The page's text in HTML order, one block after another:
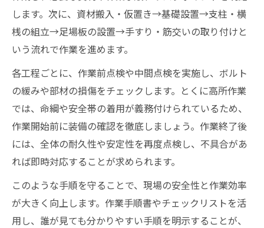
します。次に、資材搬入・仮置き→基礎設置→支柱・横
桟の組立→足場板の設置→手すり・筋交いの取り付けと
いう流れで作業を進めます。
各工程ごとに、作業前点検や中間点検を実施し、ボルト
の緩みや部材の損傷をチェックします。とくに高所作業
では、命綱や安全帯の着用が義務付けられているため、
作業開始前に装備の確認を徹底しましょう。作業終了後
には、全体の耐久性や安定性を再度点検し、不具合があ
れば即時対応することが求められます。
このような手順を守ることで、現場の安全性と作業効率
が大きく向上します。作業手順書やチェックリストを活
用し、誰が見ても分かりやすい手順を明示することが、